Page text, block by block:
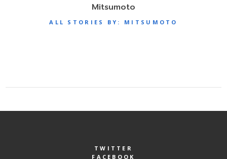
Mitsumoto
ALL STORIES BY: MITSUMOTO
TWITTER
FACEBOOK